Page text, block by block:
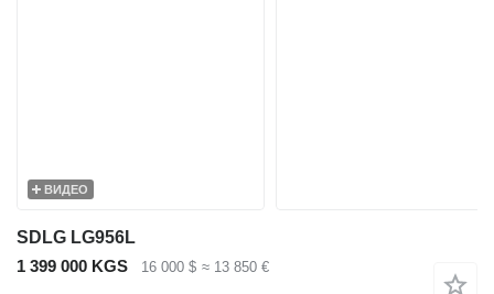
ВИДЕО
SDLG LG956L
1 399 000 KGS
16 000 $ ≈ 13 850 €